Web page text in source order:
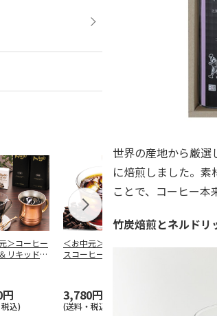
＞コーヒー
リキッドコ
込)
＜お中元＞無糖アイ
スコーヒー４本
3,780円
(送料・税込)
世界の産地から厳選
に焙煎しました。
ことで、コーヒー本
竹炭焙煎とネルドリ